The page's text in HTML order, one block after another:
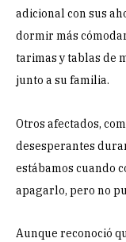
adicional con sus
dormir más
tarimas y tablas de
junto a su familia.
Otros afectados,
desesperantes
estábamos cuando
apagarlo, pero no
Aunque reconoció